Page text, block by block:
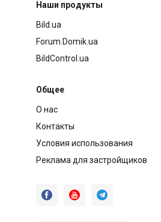
Наши продукты
Bild.ua
Forum.Domik.ua
BildControl.ua
Общее
О нас
Контакты
Условия использования
Реклама для застройщиков
  